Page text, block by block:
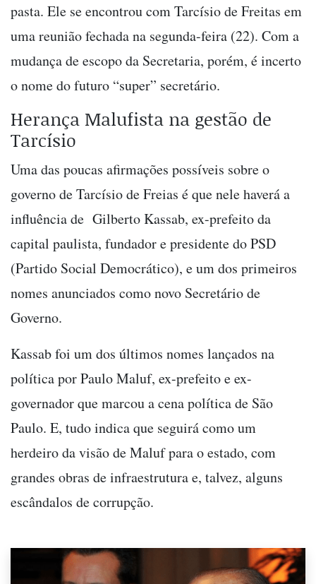
pasta. Ele se encontrou com Tarcísio de Freitas em
uma reunião fechada na segunda-feira (22). Com a
mudança de escopo da Secretaria, porém, é incerto
o nome do futuro “super” secretário.
Herança Malufista na gestão de
Tarcísio
Uma das poucas afirmações possíveis sobre o
governo de Tarcísio de Freias é que nele haverá a
influência de Gilberto Kassab, ex-prefeito da
capital paulista, fundador e presidente do PSD
(Partido Social Democrático), e um dos primeiros
nomes anunciados como novo Secretário de
Governo.
Kassab foi um dos últimos nomes lançados na
política por Paulo Maluf, ex-prefeito e ex-
governador que marcou a cena política de São
Paulo. E, tudo indica que seguirá como um
herdeiro da visão de Maluf para o estado, com
grandes obras de infraestrutura e, talvez, alguns
escândalos de corrupção.